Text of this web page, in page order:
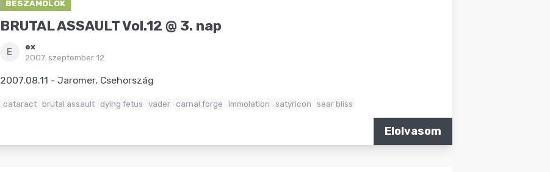
BESZÁMOLÓK
BRUTAL ASSAULT Vol.12 @ 3. nap
E
ex
2007. szeptember 12.
2007.08.11 - Jaromer, Csehország
cataract brutal assault dying fetus vader carnal forge immolation satyricon sear bliss
Elolvasom